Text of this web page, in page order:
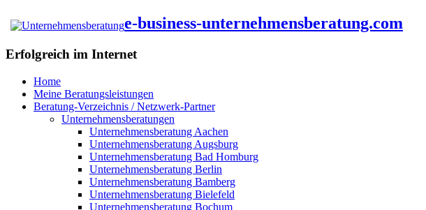
e-business-unternehmensberatung.com
Erfolgreich im Internet
Home
Meine Beratungsleistungen
Beratung-Verzeichnis / Netzwerk-Partner
Unternehmensberatungen
Unternehmensberatung Aachen
Unternehmensberatung Augsburg
Unternehmensberatung Bad Homburg
Unternehmensberatung Berlin
Unternehmensberatung Bamberg
Unternehmensberatung Bielefeld
Unternehmensberatung Bochum